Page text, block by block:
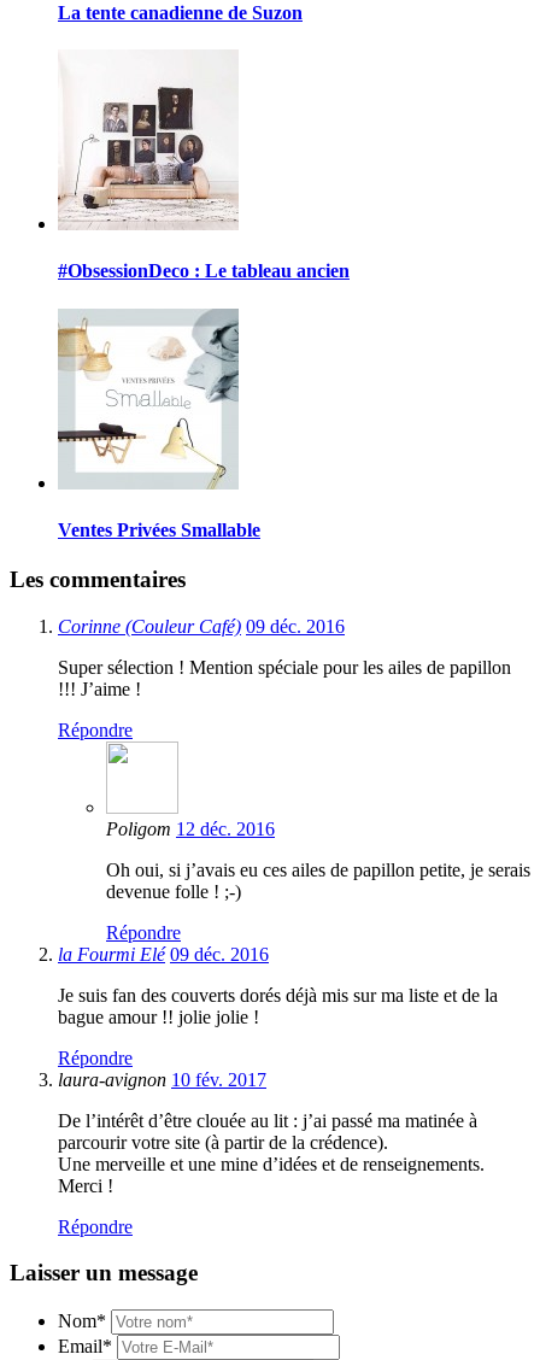
La tente canadienne de Suzon
#ObsessionDeco : Le tableau ancien
Ventes Privées Smallable
Les commentaires
Corinne (Couleur Café) 09 déc. 2016
Super sélection ! Mention spéciale pour les ailes de papillon
!!! J’aime !
Répondre
Poligom 12 déc. 2016
Oh oui, si j’avais eu ces ailes de papillon petite, je serais
devenue folle ! ;-)
Répondre
la Fourmi Elé 09 déc. 2016
Je suis fan des couverts dorés déjà mis sur ma liste et de la
bague amour !! jolie jolie !
Répondre
laura-avignon 10 fév. 2017
De l’intérêt d’être clouée au lit : j’ai passé ma matinée à
parcourir votre site (à partir de la crédence).
Une merveille et une mine d’idées et de renseignements.
Merci !
Répondre
Laisser un message
Nom*
Email*